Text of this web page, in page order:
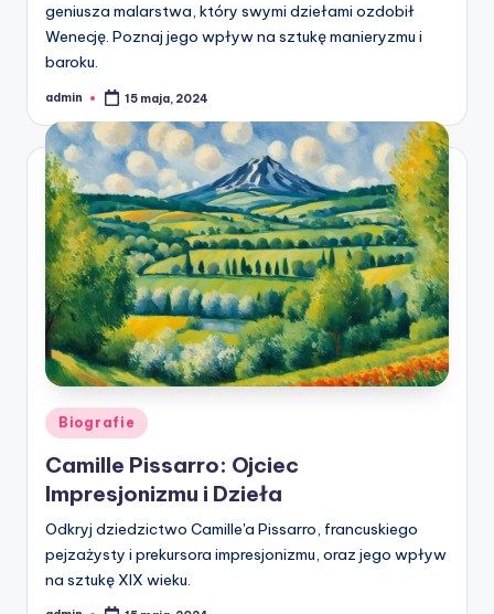
geniusza malarstwa, który swymi dziełami ozdobił
Wenecję. Poznaj jego wpływ na sztukę manieryzmu i
baroku.
Posted
admin 15 maja, 2024
Posted
in
Biografie
Camille Pissarro: Ojciec
Impresjonizmu i Dzieła
Odkryj dziedzictwo Camille'a Pissarro, francuskiego
pejzażysty i prekursora impresjonizmu, oraz jego wpływ
na sztukę XIX wieku.